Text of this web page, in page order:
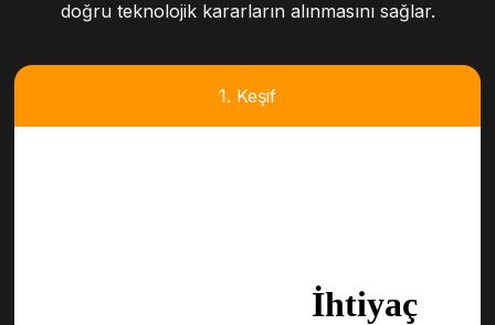
doğru teknolojik kararların alınmasını sağlar.
1. Keşif
İhtiyaç